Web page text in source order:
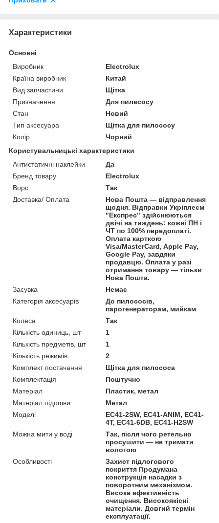
Характеристики
Основні
Виробник
Electrolux
Країна виробник
Китай
Вид запчастини
Щітка
Призначення
Для пилесосу
Стан
Новий
Тип аксесуара
Щітка для пилососу
Колір
Чорний
Користувальницькі характеристики
Антистатичні наклейки
Да
Бренд товару
Electrolux
Ворс
Так
Доставка/ Оплата
Нова Пошта — відправлення
щодня. Відправки Укріплеєм
"Експрес" здійснюються
двічі на тиждень: кожні ПН і
ЧТ по 100% передоплаті.
Оплата карткою
Visa/MasterCard, Apple Pay,
Google Pay, завдяки
продавцю. Оплата у разі
отримання товару — тільки
Нова Пошта.
Засувка
Немає
Категорія аксесуарів
До пилососів,
парогенераторам, мийкам
Колеса
Так
Кількість одиниць, шт
1
Кількість предметів, шт
1
Кількість режимів
2
Комплект постачання
Щітка для пилососа
Комплектація
Поштучно
Матеріал
Пластик, метал
Матеріал підошви
Метал
Моделі
EC41-2SW, EC41-ANIM, EC41-
4T, EC41-6DB, EC41-H2SW
Можна мити у воді
Так, після чого ретельно
просушити — не тримати
вологою
Особливості
Захист підлогового
покриття Продумана
конструкція насадки з
поворотним механізмом.
Висока ефективність
очищення. Високоякісні
матеріали. Довгий термін
експлуатації.